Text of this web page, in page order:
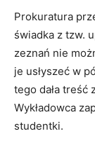
Prokuratura
świadka z tzw.
zeznań nie
je usłyszeć w
tego dała treść
Wykładowca
studentki.